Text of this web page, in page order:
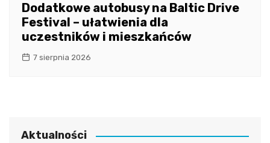
Dodatkowe autobusy na Baltic Drive
Festival – ułatwienia dla
uczestników i mieszkańców
7 sierpnia 2026
Aktualności